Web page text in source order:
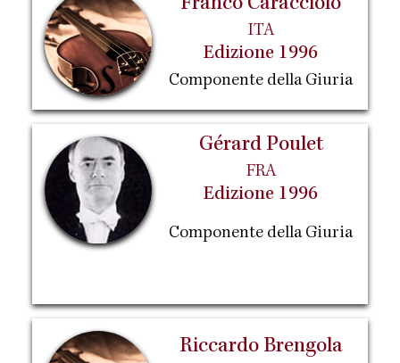
ITA
Edizione 1996
Componente della Giuria
Gérard Poulet
FRA
Edizione 1996
Componente della Giuria
Riccardo Brengola